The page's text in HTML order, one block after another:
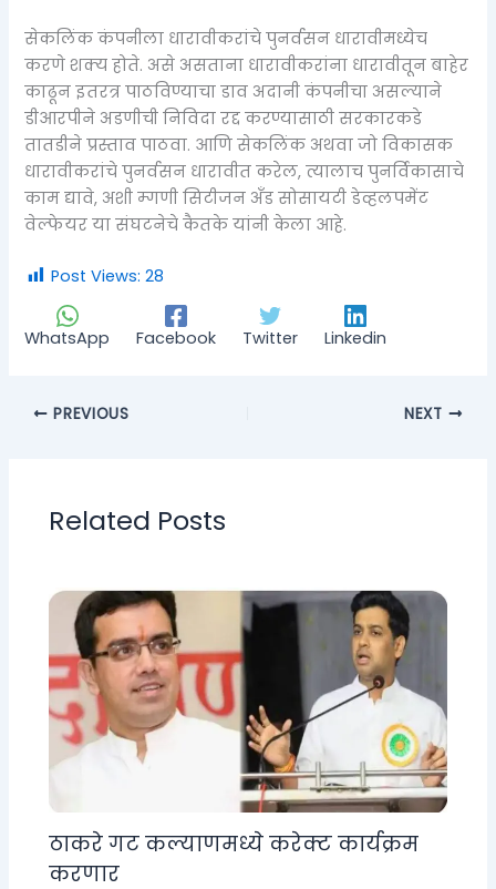
सेकलिंक कंपनीला धारावीकरांचे पुनर्वसन धारावीमध्येच
करणे शक्य होते. असे असताना धारावीकरांना धारावीतून बाहेर
काढून इतरत्र पाठविण्याचा डाव अदानी कंपनीचा असल्याने
डीआरपीने अडणीची निविदा रद्द करण्यासाठी सरकारकडे
तातडीने प्रस्ताव पाठवा. आणि सेकलिंक अथवा जो विकासक
धारावीकरांचे पुनर्वसन धारावीत करेल, त्यालाच पुनर्विकासाचे
काम द्यावे, अशी म्गणी सिटीजन अँड सोसायटी डेव्हलपमेंट
वेल्फेयर या संघटनेचे कैतके यांनी केला आहे.
Post Views: 28
WhatsApp Facebook Twitter Linkedin
PREVIOUS NEXT
Related Posts
ठाकरे गट कल्याणमध्ये करेक्ट कार्यक्रम
करणार